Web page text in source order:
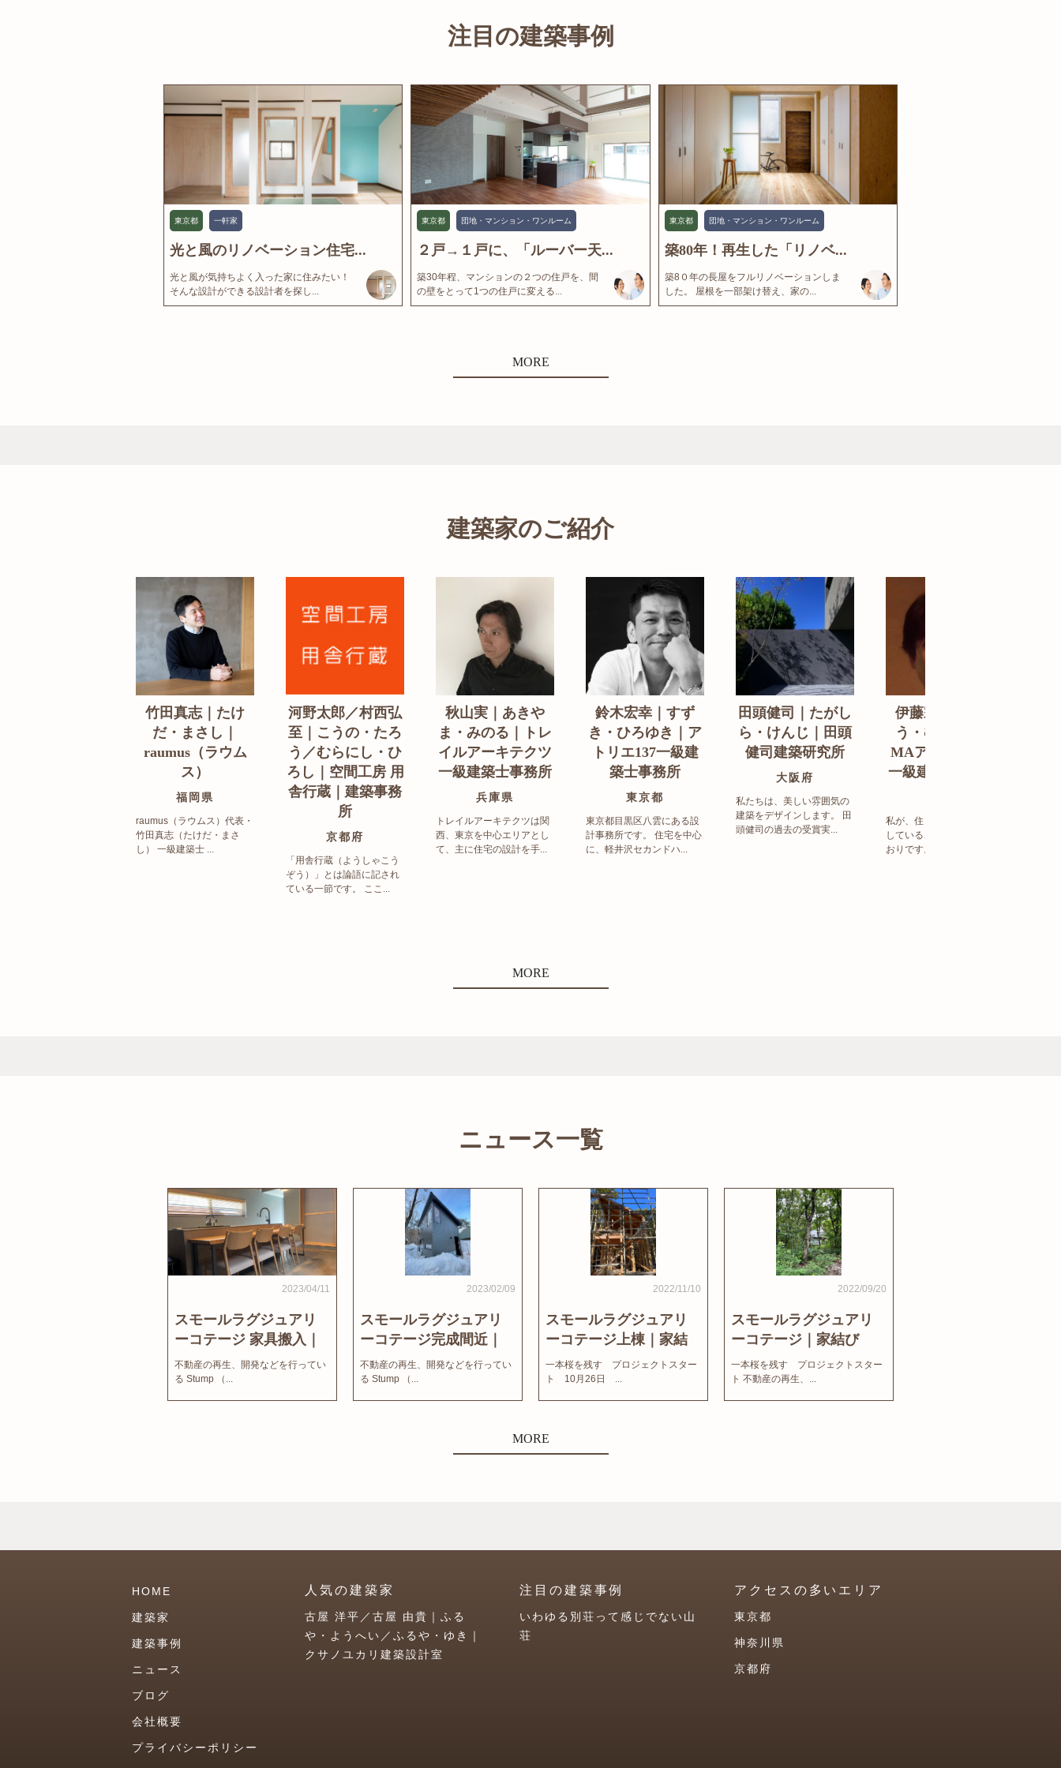
注目の建築事例
東京都 一軒家
光と風のリノベーション住宅...
光と風が気持ちよく入った家に住みたい！
そんな設計ができる設計者を探し...
東京都 団地・マンション・ワンルーム
２戸→１戸に、「ルーバー天...
築30年程、マンションの２つの住戸を、間
の壁をとって1つの住戸に変える...
東京都 団地・マンション・ワンルーム
築80年！再生した「リノベ...
築8０年の長屋をフルリノベーションしま
した。 屋根を一部架け替え、家の...
MORE
建築家のご紹介
竹田真志｜たけ
だ・まさし｜
raumus（ラウム
ス）
福岡県
raumus（ラウムス）代表・
竹田真志（たけだ・まさ
し） 一級建築士 ...
河野太郎／村西弘
至｜こうの・たろ
う／むらにし・ひ
ろし｜空間工房 用
舎行蔵｜建築事務
所
京都府
「用舎行蔵（ようしゃこう
ぞう）」とは論語に記され
ている一節です。 ここ...
秋山実｜あきや
ま・みのる｜トレ
イルアーキテクツ
一級建築士事務所
兵庫県
トレイルアーキテクツは関
西、東京を中心エリアとし
て、主に住宅の設計を手...
鈴木宏幸｜すず
き・ひろゆき｜ア
トリエ137一級建
築士事務所
東京都
東京都目黒区八雲にある設
計事務所です。 住宅を中心
に、軽井沢セカンドハ...
田頭健司｜たがし
ら・けんじ｜田頭
健司建築研究所
大阪府
私たちは、美しい雰囲気の
建築をデザインします。 田
頭健司の過去の受賞実...
伊藤宗明｜いと
う・むねあき｜
MAアーキテクト
一級建築士事務所
私が、住まい造りで大事に
していることは、以下のと
おりです。 洗練された...
MORE
ニュース一覧
2023/04/11
スモールラグジュアリ
ーコテージ 家具搬入｜
家結びNews
不動産の再生、開発などを行ってい
る Stump （...
2023/02/09
スモールラグジュアリ
ーコテージ完成間近｜
家結びNews
不動産の再生、開発などを行ってい
る Stump （...
2022/11/10
スモールラグジュアリ
ーコテージ上棟｜家結
びNews
一本桜を残す プロジェクトスター
ト 10月26日 ...
2022/09/20
スモールラグジュアリ
ーコテージ｜家結び
News
一本桜を残す プロジェクトスター
ト 不動産の再生、...
MORE
HOME
建築家
建築事例
ニュース
ブログ
会社概要
プライバシーポリシー
人気の建築家
古屋 洋平／古屋 由貴｜ふる
や・ようへい／ふるや・ゆき｜
クサノユカリ建築設計室
注目の建築事例
いわゆる別荘って感じでない山
荘
アクセスの多いエリア
東京都
神奈川県
京都府